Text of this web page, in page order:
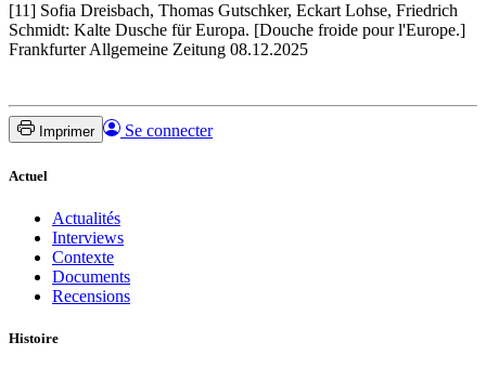
[11] Sofia Dreisbach, Thomas Gutschker, Eckart Lohse, Friedrich
Schmidt: Kalte Dusche für Europa. [Douche froide pour l'Europe.]
Frankfurter Allgemeine Zeitung 08.12.2025
Imprimer Se connecter
Actuel
Actualités
Interviews
Contexte
Documents
Recensions
Histoire